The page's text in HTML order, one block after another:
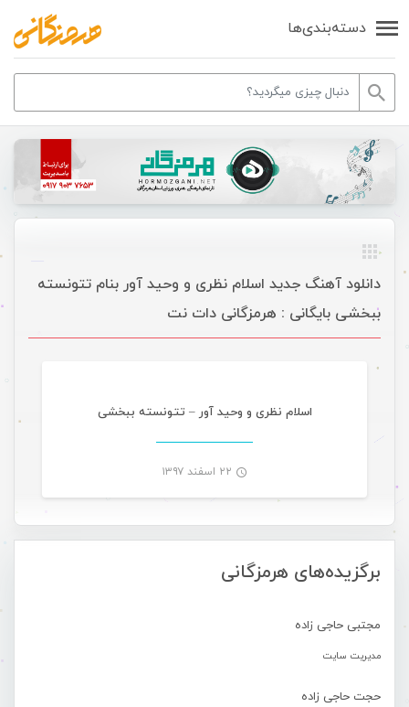
دسته‌بندی‌ها
برگزیده‌های هرمزگانی
مجتبی حاجی زاده
مدیریت سایت
حجت حاجی زاده
دانلود آهنگ جدید اسلام نظری و وحید آور بنام تتونسته
ببخشی بایگانی : هرمزگانی دات نت
اسلام نظری و وحید آور – تتونسته ببخشی
۲۲ اسفند ۱۳۹۷